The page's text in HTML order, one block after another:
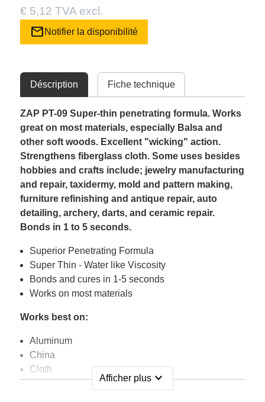
€ 5,12 TVA excl.
mail Notifier la disponibilité
Déscription Fiche technique
ZAP PT-09 Super-thin penetrating formula. Works
great on most materials, especially Balsa and
other soft woods. Excellent "wicking" action.
Strengthens fiberglass cloth. Some uses besides
hobbies and crafts include; jewelry manufacturing
and repair, taxidermy, mold and pattern making,
furniture refinishing and antique repair, auto
detailing, archery, darts, and ceramic repair.
Bonds in 1 to 5 seconds.
Superior Penetrating Formula
Super Thin - Water like Viscosity
Bonds and cures in 1-5 seconds
Works on most materials
Works best on:
Aluminum
China
Cloth
Fiberglass
Afficher plus expand_more